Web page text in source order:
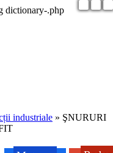
dictionary-.php
industriale » ŞNURURI